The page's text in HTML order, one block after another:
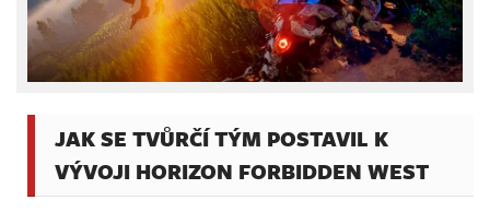
JAK SE TVŮRČÍ TÝM POSTAVIL K
VÝVOJI HORIZON FORBIDDEN WEST